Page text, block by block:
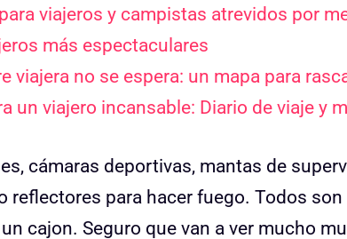
viajeros y campistas atrevidos por
más espectaculares
viajera no se espera: un mapa para
un viajero incansable: Diario de viaje y
cámaras deportivas, mantas de
reflectores para hacer fuego. Todos
cajon. Seguro que van a ver mucho